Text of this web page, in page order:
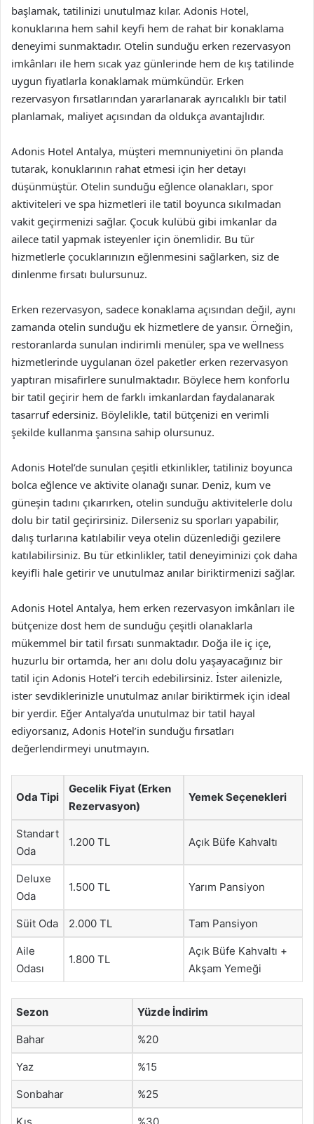
başlamak, tatilinizi unutulmaz kılar. Adonis Hotel,
konuklarına hem sahil keyfi hem de rahat bir konaklama
deneyimi sunmaktadır. Otelin sunduğu erken rezervasyon
imkânları ile hem sıcak yaz günlerinde hem de kış tatilinde
uygun fiyatlarla konaklamak mümkündür. Erken
rezervasyon fırsatlarından yararlanarak ayrıcalıklı bir tatil
planlamak, maliyet açısından da oldukça avantajlıdır.
Adonis Hotel Antalya, müşteri memnuniyetini ön planda
tutarak, konuklarının rahat etmesi için her detayı
düşünmüştür. Otelin sunduğu eğlence olanakları, spor
aktiviteleri ve spa hizmetleri ile tatil boyunca sıkılmadan
vakit geçirmenizi sağlar. Çocuk kulübü gibi imkanlar da
ailece tatil yapmak isteyenler için önemlidir. Bu tür
hizmetlerle çocuklarınızın eğlenmesini sağlarken, siz de
dinlenme fırsatı bulursunuz.
Erken rezervasyon, sadece konaklama açısından değil, aynı
zamanda otelin sunduğu ek hizmetlere de yansır. Örneğin,
restoranlarda sunulan indirimli menüler, spa ve wellness
hizmetlerinde uygulanan özel paketler erken rezervasyon
yaptıran misafirlere sunulmaktadır. Böylece hem konforlu
bir tatil geçirir hem de farklı imkanlardan faydalanarak
tasarruf edersiniz. Böylelikle, tatil bütçenizi en verimli
şekilde kullanma şansına sahip olursunuz.
Adonis Hotel’de sunulan çeşitli etkinlikler, tatiliniz boyunca
bolca eğlence ve aktivite olanağı sunar. Deniz, kum ve
güneşin tadını çıkarırken, otelin sunduğu aktivitelerle dolu
dolu bir tatil geçirirsiniz. Dilerseniz su sporları yapabilir,
dalış turlarına katılabilir veya otelin düzenlediği gezilere
katılabilirsiniz. Bu tür etkinlikler, tatil deneyiminizi çok daha
keyifli hale getirir ve unutulmaz anılar biriktirmenizi sağlar.
Adonis Hotel Antalya, hem erken rezervasyon imkânları ile
bütçenize dost hem de sunduğu çeşitli olanaklarla
mükemmel bir tatil fırsatı sunmaktadır. Doğa ile iç içe,
huzurlu bir ortamda, her anı dolu dolu yaşayacağınız bir
tatil için Adonis Hotel’i tercih edebilirsiniz. İster ailenizle,
ister sevdiklerinizle unutulmaz anılar biriktirmek için ideal
bir yerdir. Eğer Antalya’da unutulmaz bir tatil hayal
ediyorsanız, Adonis Hotel’in sunduğu fırsatları
değerlendirmeyi unutmayın.
Oda Tipi
Gecelik Fiyat (Erken
Rezervasyon)
Yemek Seçenekleri
Standart
Oda
1.200 TL Açık Büfe Kahvaltı
Deluxe
Oda
1.500 TL Yarım Pansiyon
Süit Oda 2.000 TL Tam Pansiyon
Aile
Odası
1.800 TL
Açık Büfe Kahvaltı +
Akşam Yemeği
Sezon Yüzde İndirim
Bahar %20
Yaz %15
Sonbahar %25
Kış %30